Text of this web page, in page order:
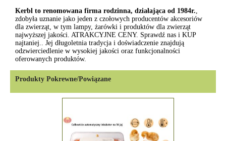
Kerbl to renomowana firma rodzinna, działająca od 1984r.
zdobyła uznanie jako jeden z czołowych producentów akcesoriów
dla zwierząt, w tym lampy, żarówki i produktów dla zwierząt
najwyższej jakości. ATRAKCYJNE CENY. Sprawdź nas i KUP
najtaniej.. Jej długoletnia tradycja i doświadczenie znajdują
odzwierciedlenie w wysokiej jakości oraz funkcjonalności
oferowanych produktów.
Produkty Pokrewne/Powiązane